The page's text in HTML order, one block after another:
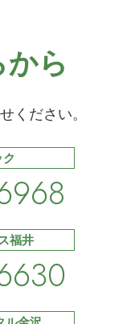
ら
ください。
福井